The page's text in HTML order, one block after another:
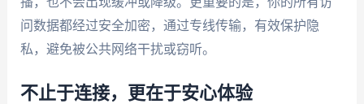
问数据都经过安全加密，通过专线传输，有效保护隐
私，避免被公共网络干扰或窃听。
不止于连接，更在于安心体验